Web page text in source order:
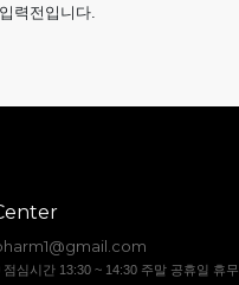
력전입니다.
심시간 13:30 ~ 14:30 주말 공휴일 휴무